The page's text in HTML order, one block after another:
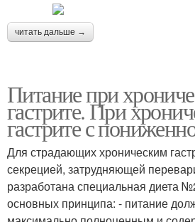
читать дальше →
Питание при
гастрите. При
гастрите с
Для страдающих хроническим
секрецией, затрудняющей
разработана специальная диета
основных принципа: - питание